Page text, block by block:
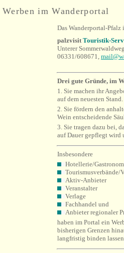
Werben im Wanderportal
Das Wanderportal-
palzvisit Touristik-
Unterer
06331/608671,
Drei gute Gründe, im
1. Sie machen ihr
auf dem neuesten Stand.
2. Sie fördern den
Wein entscheidende
3. Sie tragen dazu bei,
auf Dauer gepflegt wird
Insbesondere
Hotellerie/
Tourismusverbände/
Aktiv-Anbieter
Veranstalter
Verlage
Fachhandel und
Anbieter regionaler
haben im Portal ein
bisherigen Grenzen
langfristig binden